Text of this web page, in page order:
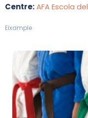
Centre:AFA Escola
Eixample